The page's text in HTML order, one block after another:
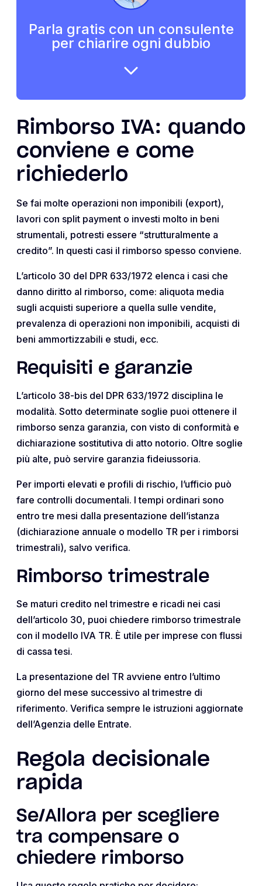
Parla gratis con un consulente
per chiarire ogni dubbio
Rimborso IVA: quando
conviene e come
richiederlo
Se fai molte operazioni non imponibili (export),
lavori con split payment o investi molto in beni
strumentali, potresti essere “strutturalmente a
credito”. In questi casi il rimborso spesso conviene.
L’articolo 30 del DPR 633/1972 elenca i casi che
danno diritto al rimborso, come: aliquota media
sugli acquisti superiore a quella sulle vendite,
prevalenza di operazioni non imponibili, acquisti di
beni ammortizzabili e studi, ecc.
Requisiti e garanzie
L’articolo 38-bis del DPR 633/1972 disciplina le
modalità. Sotto determinate soglie puoi ottenere il
rimborso senza garanzia, con visto di conformità e
dichiarazione sostitutiva di atto notorio. Oltre soglie
più alte, può servire garanzia fideiussoria.
Per importi elevati e profili di rischio, l’ufficio può
fare controlli documentali. I tempi ordinari sono
entro tre mesi dalla presentazione dell’istanza
(dichiarazione annuale o modello TR per i rimborsi
trimestrali), salvo verifica.
Rimborso trimestrale
Se maturi credito nel trimestre e ricadi nei casi
dell’articolo 30, puoi chiedere rimborso trimestrale
con il modello IVA TR. È utile per imprese con flussi
di cassa tesi.
La presentazione del TR avviene entro l’ultimo
giorno del mese successivo al trimestre di
riferimento. Verifica sempre le istruzioni aggiornate
dell’Agenzia delle Entrate.
Regola decisionale
rapida
Se/Allora per scegliere
tra compensare o
chiedere rimborso